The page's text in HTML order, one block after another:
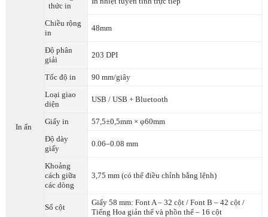
In ấn
thức in
Chiều rộng
in
48mm
Độ phân
giải
203 DPI
Tốc độ in 90 mm/giây
Loại giao
diện
USB / USB + Bluetooth
Giấy in 57,5±0,5mm × φ60mm
Độ dày
giấy
0.06–0.08 mm
Khoảng
cách giữa
các dòng
3,75 mm (có thể điều chỉnh bằng lệnh)
Số cột
Giấy 58 mm: Font A – 32 cột / Font B – 42 cột /
Tiếng Hoa giản thể và phồn thể – 16 cột